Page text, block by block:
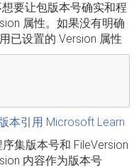
要让包版本号确实和程
属性。如果没有明确
已设置的 Version 属性
本引用 Microsoft Learn
集版本号和 FileVersion
内容作为版本号